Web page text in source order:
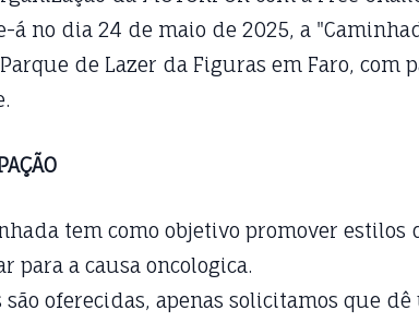
á no dia 24 de maio de 2025, a
de Lazer da Figuras em Faro, com
tem como objetivo promover
para a causa oncologica.
são oferecidas, apenas solicitamos que